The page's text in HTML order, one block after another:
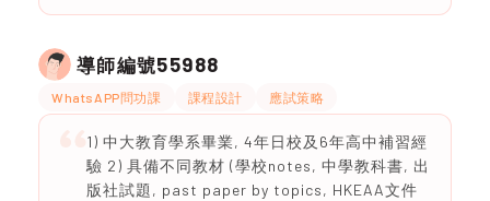
導師編號55988
WhatsAPP問功課 課程設計 應試策略
1) 中大教育學系畢業, 4年日校及6年高中補習經
驗 2) 具備不同教材 (學校notes, 中學教科書, 出
版社試題, past paper by topics, HKEAA文件